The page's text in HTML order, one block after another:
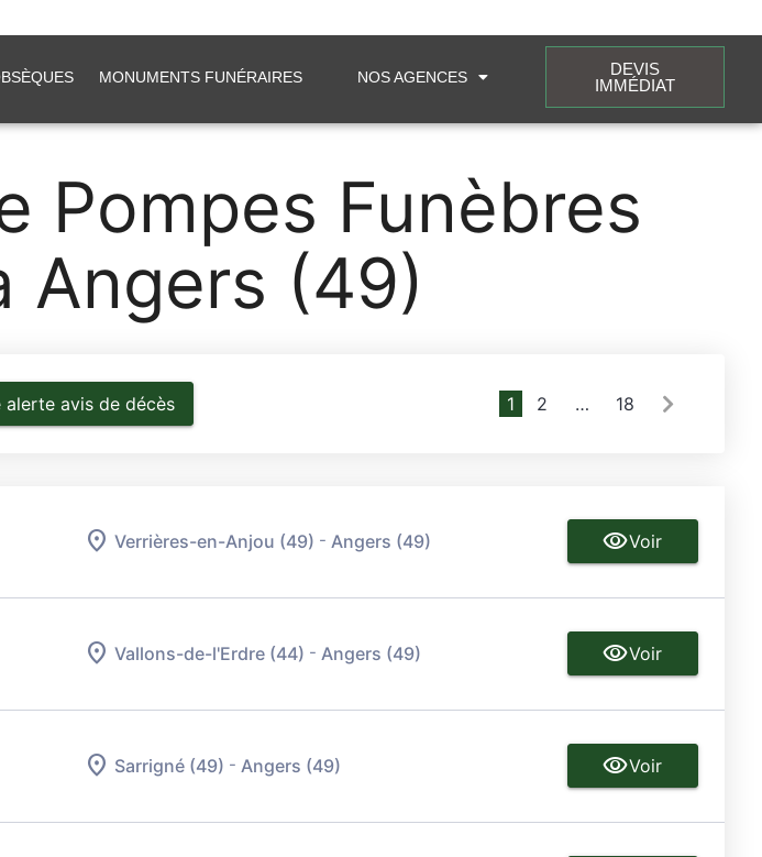
MONUMENTS FUNÉRAIRES NOS AGENCES
DEVIS
IMMÉDIAT
Pompes Funèbres
Angers (49)
alerte avis de décès 1 2 … 18
Verrières-en-Anjou (49) - Angers (49) Voir
Vallons-de-l'Erdre (44) - Angers (49) Voir
Sarrigné (49) - Angers (49) Voir